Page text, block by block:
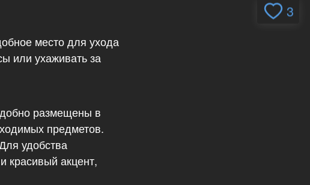
3
место для ухода
или ухаживать за
размещены в
предметов.
удобства
красивый акцент,